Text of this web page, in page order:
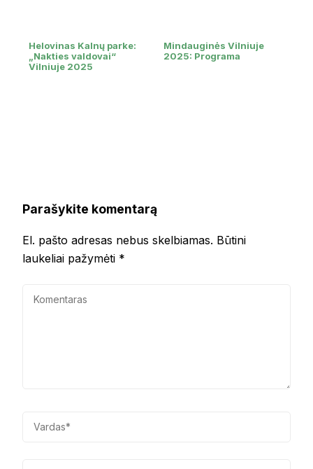
Helovinas Kalnų parke:
„Nakties valdovai“
Vilniuje 2025
Mindauginės Vilniuje
2025: Programa
Parašykite komentarą
El. pašto adresas nebus skelbiamas. Būtini
laukeliai pažymėti *